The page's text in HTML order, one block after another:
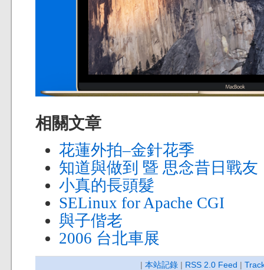
相關文章
花蓮外拍–金針花季
知道與做到 暨 思念昔日戰友
小真的長頭髮
SELinux for Apache CGI
與子偕老
2006 台北車展
| 本站記錄 | RSS 2.0 Feed |